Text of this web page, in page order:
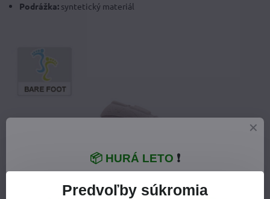
Podrážka: syntetický materiál
Predvoľby súkromia
📦 HURÁ LETO ❗